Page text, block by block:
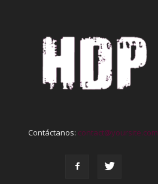
Contáctanos: contact@yoursite.com